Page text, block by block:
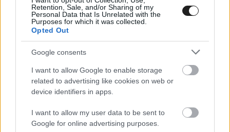
Retention, Sale, and/or Sharing of my
Personal Data that Is Unrelated with the
Purposes for which it was collected.
Opted Out
Google consents
I want to allow Google to enable storage
related to advertising like cookies on web or
device identifiers in apps.
I want to allow my user data to be sent to
Google for online advertising purposes.
Régi, Ferraritól ismerős arc vágott
bele egy nagyszabású projektbe
Global Karting League néven különleges gokartos
kezdeményezést indít Rob Smedley.